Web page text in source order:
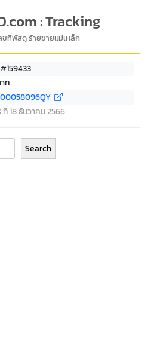
: Tracking
ขที่พัสดุ ร้ายขายแม่เหล็ก
ท
18 ธันวาคม 2566
Search